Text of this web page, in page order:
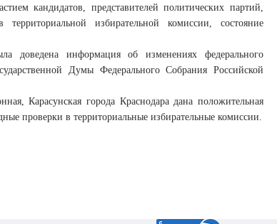
кандидатов, представителей политических партий,
избирательной комиссии, состояние
доведена информация об изменениях федерального
Думы Федерального Собрания Российской
Карасунская города Краснодара дана положительная
проверки в территориальные избирательные комиссии.